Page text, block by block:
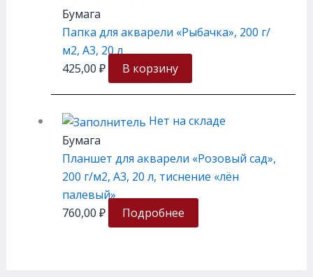
Бумага
Папка для акварели «Рыбачка», 200 г/
м2, А3, 20 л
425,00 ₽ В корзину
Нет на складе
Бумага
Планшет для акварели «Розовый сад»,
200 г/м2, А3, 20 л, тиснение «лён
палевый»
760,00 ₽ Подробнее